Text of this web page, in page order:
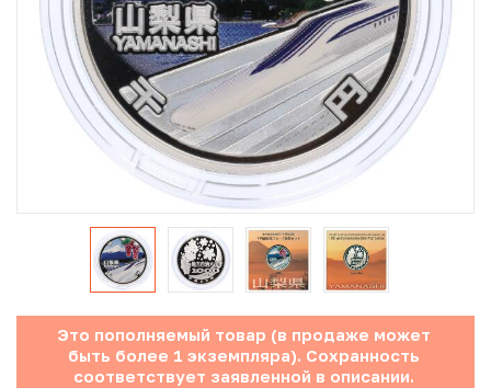
Юбилейные монеты Банка России (с 1999 года)
Памятные и инвестиционные монеты СССР и России
Иностранные монеты
Неофициальные выпуски монет (Unusual)
Античные и средневековые монеты
Наборы монет
Инвестиционные монеты
Это пополняемый товар (в продаже может
быть более 1 экземпляра). Сохранность
соответствует заявленной в описании.